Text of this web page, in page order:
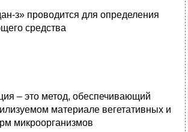
з» проводится для определения
средства
– это метод, обеспечивающий
материале вегетативных и
микроорганизмов